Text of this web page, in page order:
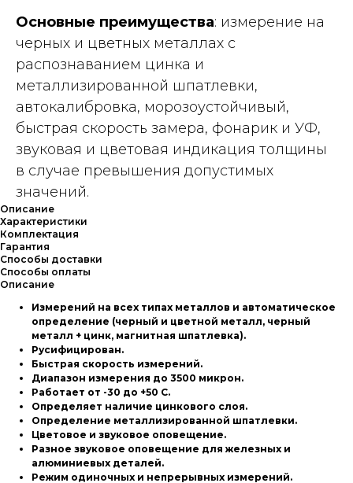
Основные преимущества: измерение на
черных и цветных металлах с
распознаванием цинка и
металлизированной шпатлевки,
автокалибровка, морозоустойчивый,
быстрая скорость замера, фонарик и УФ,
звуковая и цветовая индикация толщины
в случае превышения допустимых
значений.
Описание
Характеристики
Комплектация
Гарантия
Способы доставки
Способы оплаты
Описание
Измерений на всех типах металлов и автоматическое
определение (черный и цветной металл, черный
металл + цинк, магнитная шпатлевка).
Русифицирован.
Быстрая скорость измерений.
Диапазон измерения до 3500 микрон.
Работает от -30 до +50 С.
Определяет наличие цинкового слоя.
Определение металлизированной шпатлевки.
Цветовое и звуковое оповещение.
Разное звуковое оповещение для железных и
алюминиевых деталей.
Режим одиночных и непрерывных измерений.